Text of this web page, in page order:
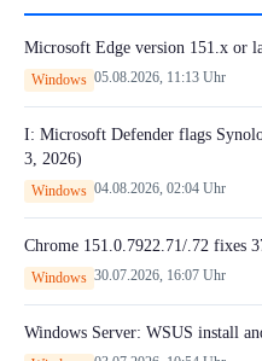
Microsoft Edge version 151.x or
Windows 05.08.2026, 11:13 Uhr
I: Microsoft Defender flags
3, 2026)
Windows 04.08.2026, 02:04 Uhr
Chrome 151.0.7922.71/.72 fixes
Windows 30.07.2026, 16:07 Uhr
Windows Server: WSUS install